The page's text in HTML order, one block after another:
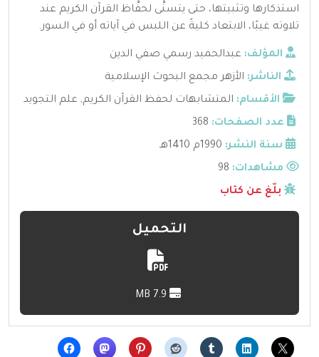
استذكارها وتثبيتها، حتى يتسنَّى لحفَّاظ القرآن الكريم عند
تلاوته غيبًا، الابتعاد كليةً عن اللبس في آياته أو في السور.
المؤلف: عبدالحميد رسمي صفي الدين
الناشر: الأزهر مجمع البحوث الإسلامية
الأقسام: المتشابهات لحفظ القرآن الكريم, علم التجويد
عدد الصفحات: 368
سنة النشر: 1990م 1410هـ
مشاهدات:
بلّغ عن كتاب
التحميل